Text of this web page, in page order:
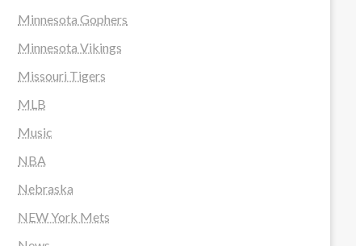
Minnesota Gophers
Minnesota Vikings
Missouri Tigers
MLB
Music
NBA
Nebraska
NEW York Mets